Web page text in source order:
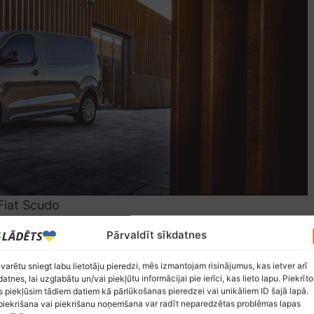
Pārvaldīt sīkdatnes
sniegt labu lietotāju pieredzi, mēs izmantojam risinājumus, kas ietver arī
lai uzglabātu un/vai piekļūtu informācijai pie ierīci, kas lieto lapu.
piekļūsim tādiem datiem kā pārlūkošanas pieredzei vai unikāliem ID šajā lapā.
vai piekrišanu noņemšana var radīt neparedzētas problēmas lapas
Scudo
kas samazina elektroenerģijas patēriņu,
nemanāmos veidos, piemēram, slēptajos
apakšējo daļu no vēja radītām satricinājumiem,